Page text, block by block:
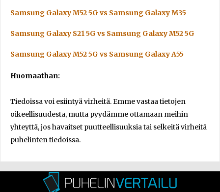
Samsung Galaxy M52 5G vs Samsung Galaxy M35
Samsung Galaxy S21 5G vs Samsung Galaxy M52 5G
Samsung Galaxy M52 5G vs Samsung Galaxy A55
Huomaathan:
Tiedoissa voi esiintyä virheitä. Emme vastaa tietojen
oikeellisuudesta, mutta pyydämme ottamaan meihin
yhteyttä, jos havaitset puutteellisuuksia tai selkeitä virheitä
puhelinten tiedoissa.